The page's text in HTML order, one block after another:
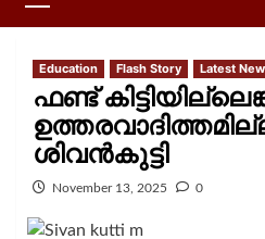
Education Flash Story Latest
ഫണ്ട്
ശിവന്‍കുട്ടി
November 13, 2025 0